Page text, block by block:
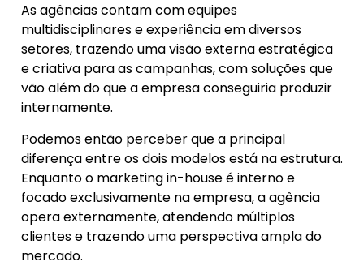
As agências contam com equipes
multidisciplinares e experiência em diversos
setores, trazendo uma visão externa estratégica
e criativa para as campanhas, com soluções que
vão além do que a empresa conseguiria produzir
internamente.
Podemos então perceber que a principal
diferença entre os dois modelos está na estrutura.
Enquanto o marketing in-house é interno e
focado exclusivamente na empresa, a agência
opera externamente, atendendo múltiplos
clientes e trazendo uma perspectiva ampla do
mercado.